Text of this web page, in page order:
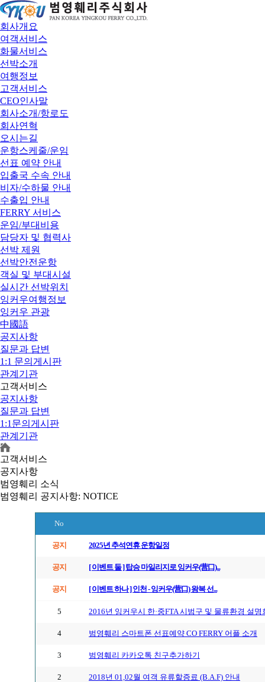
회사개요
여객서비스
화물서비스
선박소개
여행정보
고객서비스
CEO인사말
회사소개/항로도
회사연혁
오시는길
운항스케줄/운임
선표 예약 안내
입출국 수속 안내
비자/수하물 안내
수출입 안내
FERRY 서비스
운임/부대비용
담당자 및 협력사
선박 제원
선박안전운항
객실 및 부대시설
실시간 선박위치
잉커우여행정보
잉커우 관광
中國語
공지사항
질문과 답변
1:1 문의게시판
관계기관
고객서비스
공지사항
질문과 답변
1:1문의게시판
관계기관
고객서비스
공지사항
범영훼리 소식
범영훼리 공지사항: NOTICE
No
공지 2025년 추석연휴 운항일정
공지 [ 이벤트 둘 ] 탑승 마일리지로 잉커우(营口)...
공지 [ 이벤트 하나 ] 인천 - 잉커우(营口) 왕복 선...
5 2016년 잉커우시 한·중FTA 시범구 및 물류환경 설명
4 범영훼리 스마트폰 선표예약 CO FERRY 어플 소개
3 범영훼리 카카오톡 친구추가하기
2 2018년 01,02월 여객 유류할증료 (B.A.F) 안내